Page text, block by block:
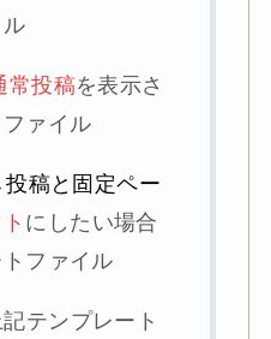
常投稿を表示さ
ァイル
投稿と固定ペー
にしたい場合
ファイル
テンプレート